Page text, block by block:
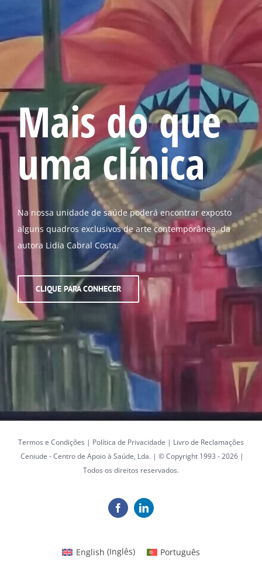
Mais do que
uma clínica
Na nossa unidade de saúde poderá encontrar exposto
alguns quadros exclusivos de arte contemporânea, da
autora Lidia Cabral Costa.
CLIQUE PARA CONHECER
Termos e Condições | Política de Privacidade | Livro de Reclamações
Ceniude - Centro de Apoio à Saúde, Lda. | © Copyright 1993 -2026 |
Todos os direitos reservados.
FacebookLinkedIn
English (Inglês) Português